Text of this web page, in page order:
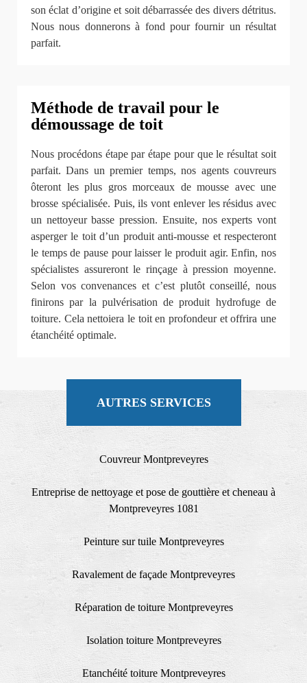
son éclat d’origine et soit débarrassée des divers détritus.
Nous nous donnerons à fond pour fournir un résultat
parfait.
Méthode de travail pour le
démoussage de toit
Nous procédons étape par étape pour que le résultat soit
parfait. Dans un premier temps, nos agents couvreurs
ôteront les plus gros morceaux de mousse avec une
brosse spécialisée. Puis, ils vont enlever les résidus avec
un nettoyeur basse pression. Ensuite, nos experts vont
asperger le toit d’un produit anti-mousse et respecteront
le temps de pause pour laisser le produit agir. Enfin, nos
spécialistes assureront le rinçage à pression moyenne.
Selon vos convenances et c’est plutôt conseillé, nous
finirons par la pulvérisation de produit hydrofuge de
toiture. Cela nettoiera le toit en profondeur et offrira une
étanchéité optimale.
AUTRES SERVICES
Couvreur Montpreveyres
Entreprise de nettoyage et pose de gouttière et cheneau à
Montpreveyres 1081
Peinture sur tuile Montpreveyres
Ravalement de façade Montpreveyres
Réparation de toiture Montpreveyres
Isolation toiture Montpreveyres
Etanchéité toiture Montpreveyres